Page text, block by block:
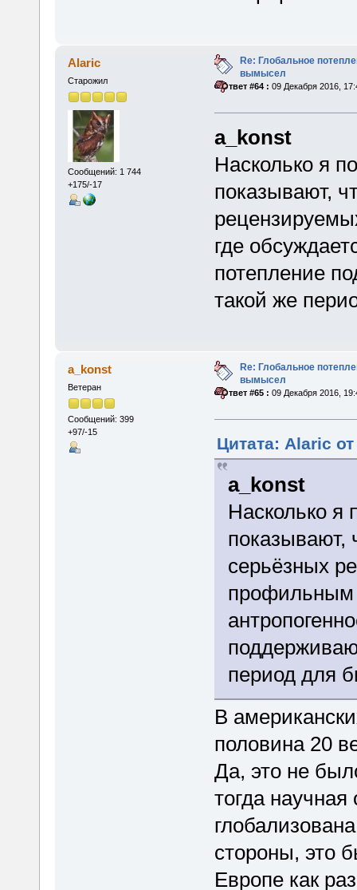
Alaric
Старожил
Сообщений: 1 744
+175/-17
Re: Глобальное
вымысел
«Ответ #64 : 09 Декабря 2016,
a_konst
Насколько я
показывают,
где
потепление
такой же
a_konst
Ветеран
Сообщений: 399
+97/-15
Re: Глобальное
вымысел
«Ответ #65 : 09 Декабря 2016,
Цитата: Alaric
a_konst
Насколько я
показывают,
серьёзных
профильным
период для
В
половина 20
Да, это не
тогда
стороны, это
Европе как